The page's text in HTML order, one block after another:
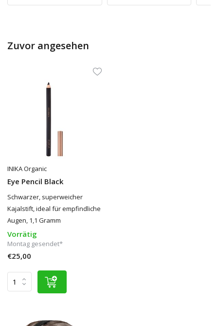
Zuvor angesehen
INIKA Organic
Eye Pencil Black
Schwarzer, superweicher
Kajalstift, ideal für empfindliche
Augen, 1,1 Gramm
Vorrätig
Montag gesendet*
€25,00